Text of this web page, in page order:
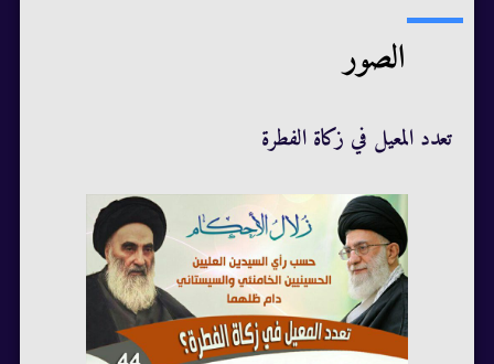
الصور
تعدد المعيل في زكاة الفطرة